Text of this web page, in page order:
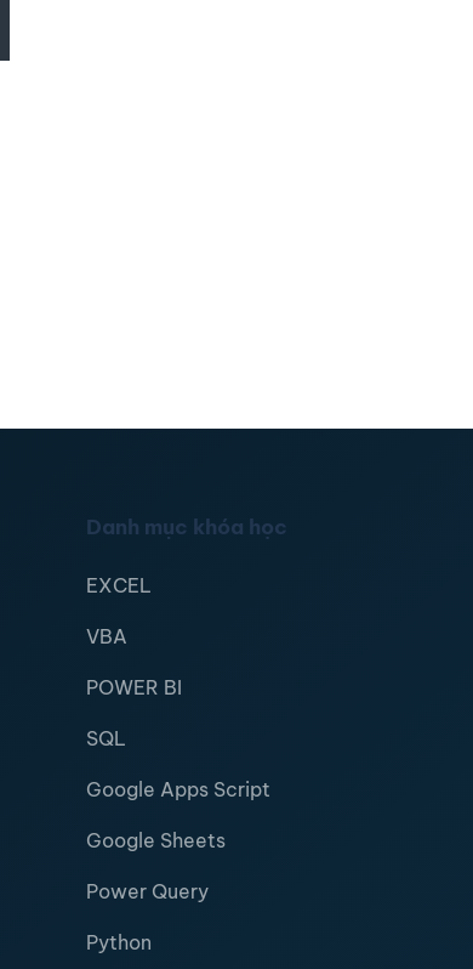
Danh mục khóa học
EXCEL
VBA
POWER BI
SQL
Google Apps Script
Google Sheets
Power Query
Python